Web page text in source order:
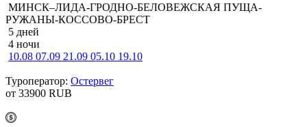
МИНСК–ЛИДА-ГРОДНО-БЕЛОВЕЖСКАЯ ПУЩА-
РУЖАНЫ-КОССОВО-БРЕСТ
5 дней
4 ночи
10.08 07.09 21.09 05.10 19.10
Туроператор: Остервег
от 33900 RUB